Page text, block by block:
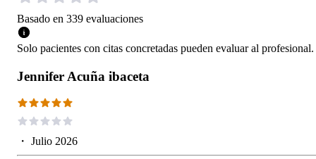
Basado en 339 evaluaciones
Solo pacientes con citas concretadas pueden evaluar al profesional.
Jennifer Acuña ibaceta
・ Julio 2026